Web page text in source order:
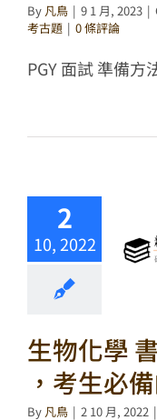
By 凡鳥 | 9 1 月, 2023 |
考古題 | 0 條評論
PGY 面試 準備方
2
10, 2022
生物化學
，考生必
By 凡鳥 | 2 10 月, 2022 |